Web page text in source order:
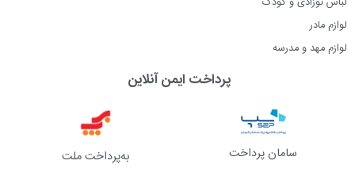
لوازم مادر
لوازم مهد و مدرسه
پرداخت ایمن آنلاین
سامان پرداخت به‌پرداخت ملت